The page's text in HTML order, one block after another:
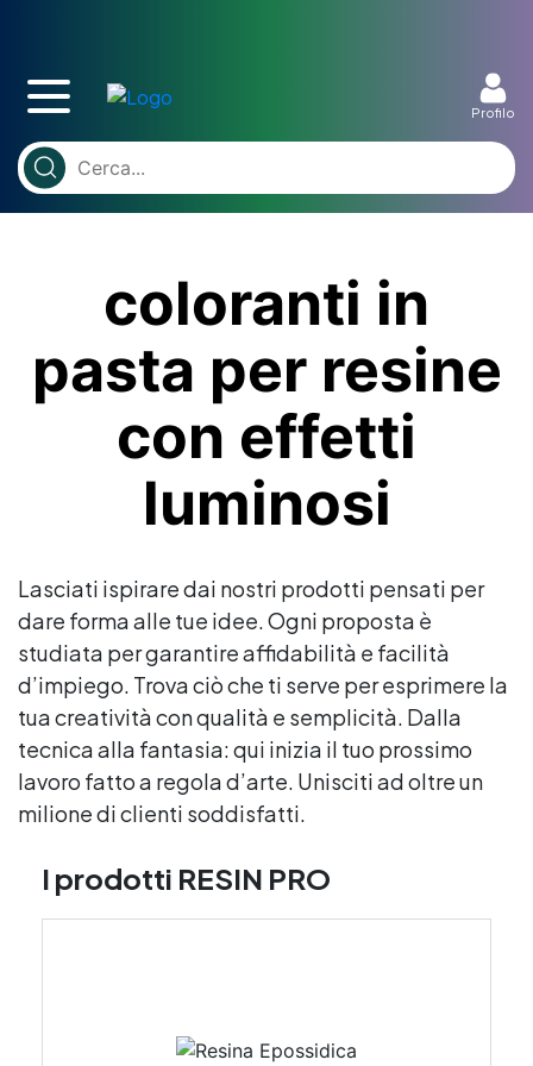
Profilo
coloranti in
pasta per resine
con effetti
luminosi
Lasciati ispirare dai nostri prodotti pensati per
dare forma alle tue idee. Ogni proposta è
studiata per garantire affidabilità e facilità
d’impiego. Trova ciò che ti serve per esprimere la
tua creatività con qualità e semplicità. Dalla
tecnica alla fantasia: qui inizia il tuo prossimo
lavoro fatto a regola d’arte. Unisciti ad oltre un
milione di clienti soddisfatti.
I prodotti RESIN PRO